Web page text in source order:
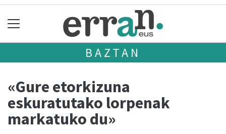
BAZTAN
«Gure etorkizuna
eskuratutako lorpenak
markatuko du»